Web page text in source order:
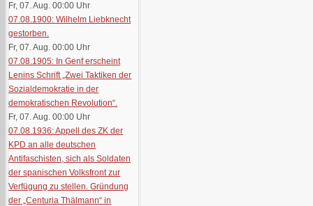
Fr, 07. Aug. 00:00 Uhr
07.08.1900: Wilhelm Liebknecht
gestorben.
Fr, 07. Aug. 00:00 Uhr
07.08.1905: In Genf erscheint
Lenins Schrift „Zwei Taktiken der
Sozialdemokratie in der
demokratischen Revolution“.
Fr, 07. Aug. 00:00 Uhr
07.08.1936: Appell des ZK der
KPD an alle deutschen
Antifaschisten, sich als Soldaten
der spanischen Volksfront zur
Verfügung zu stellen. Gründung
der „Centuria Thälmann“ in